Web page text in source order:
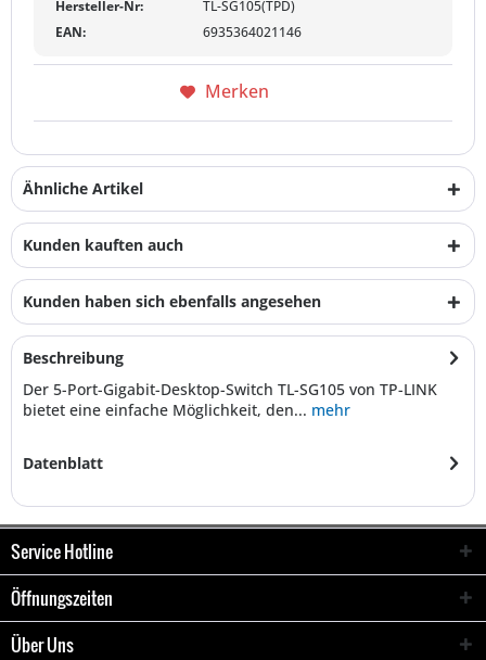
Hersteller-Nr:
TL-SG105(TPD)
EAN:
6935364021146
Merken
Ähnliche Artikel
Kunden kauften auch
Kunden haben sich ebenfalls angesehen
Beschreibung
Der 5-Port-Gigabit-Desktop-Switch TL-SG105 von TP-LINK
bietet eine einfache Möglichkeit, den... mehr
Datenblatt
Service Hotline
Öffnungszeiten
Über Uns